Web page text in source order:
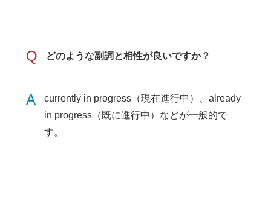
Q どのような副詞と相性が良いですか？
A
currently in progress（現在進行中）、already
in progress（既に進行中）などが一般的で
す。